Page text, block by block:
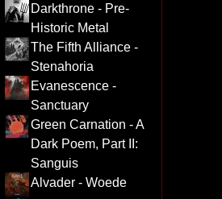
Darkthrone - Pre-
Historic Metal
The Fifth Alliance -
Stenahoria
Evanescence -
Sanctuary
Green Carnation - A
Dark Poem, Part II:
Sanguis
Alvader - Woede